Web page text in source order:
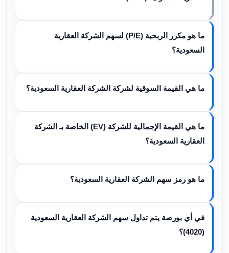
ما هو مكرر الربحية (P/E) لسهم الشركة العقارية
السعودية؟
ما هي القيمة السوقية لشركة الشركة العقارية السعودية؟
ما هي القيمة الإجمالية للشركة (EV) الخاصة بـ الشركة
العقارية السعودية؟
ما هو رمز سهم الشركة العقارية السعودية؟
في أي بورصة يتم تداول سهم الشركة العقارية السعودية
(4020)؟